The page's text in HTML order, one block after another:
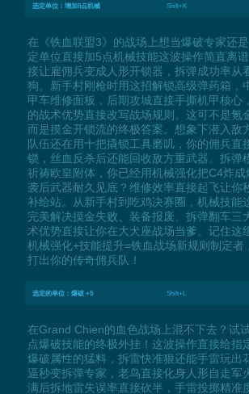
选定单位：增加5点机械 Shift+K
在《铁血联盟3》的战场上想当爆破专家还
定单位直接加5点机械技能这波操作简直离
接让雇佣兵变成人形开锁器，拆弹成功率从
狗。新手村刚枪时用这招解锁高级弹药箱，
甲车维修面板，后期攻城直接手撕机甲核心
的战术优势直接改写战场规则。这可不是氪
而是摸金开锁流的终极答案。想象下潜入敌
队伍还在用十把撬锁工具磨叽，你的佣兵直
锁，丝血反杀后还能回收敌方重武器。拆弹
祈祷欧皇附体，你已经用机械强化把C4炸成
袭后武器耐久见底？维修效率直接起飞让你
补给站。从新手村到吃鸡决赛圈，机械技能
完美解决摸金失败、装备报废、拆弹翻车三
术优势直接让你在大犬座战场当爹。记住这
机械强化+技能提升=铁血战场新规则制定者
打出你的传奇佣兵队！
选定的单位：爆破 +5 Shift+L
在Grand Chien的血色战场上混不下去？试
点爆破技能的终极外挂！这波操作直接给指
爆破属性的猛料，拆雷快准狠还能手雷玩出
逼秒变拆弹专家，老鸟直接化身人形自走军
满后拆地雷失误率直接砍半，手雷投掷精准